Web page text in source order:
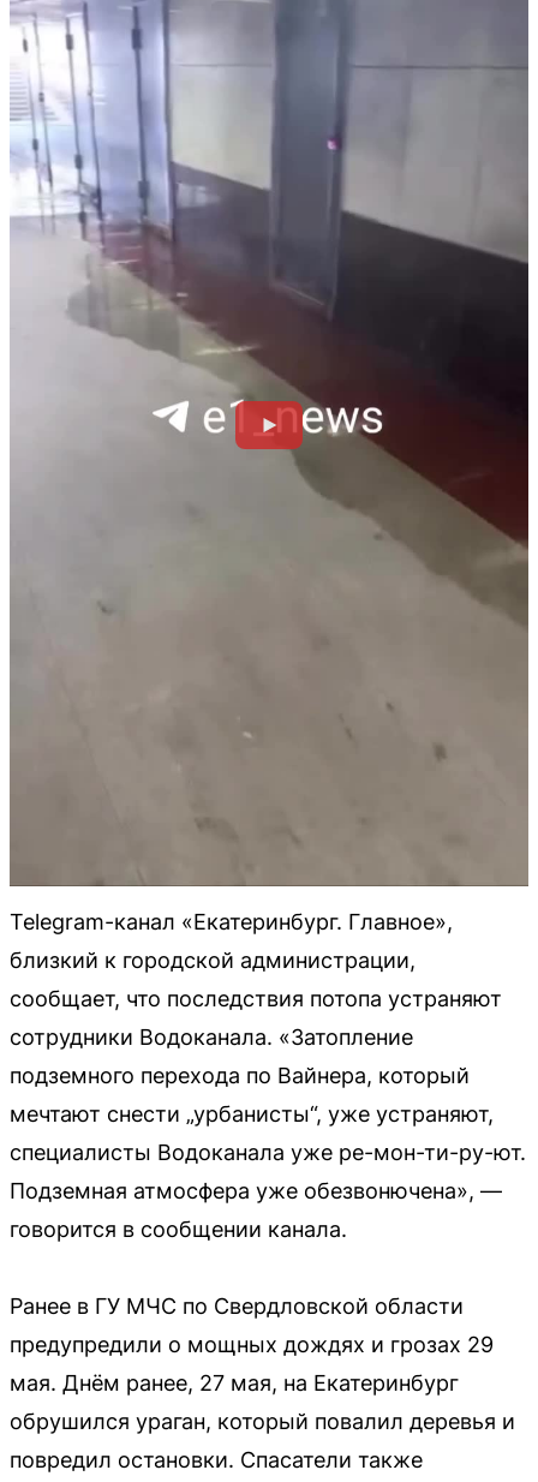
Telegram-канал «Екатеринбург. Главное»,
близкий к городской администрации,
сообщает, что последствия потопа устраняют
сотрудники Водоканала. «Затопление
подземного перехода по Вайнера, который
мечтают снести „урбанисты“, уже устраняют,
специалисты Водоканала уже ре-мон-ти-ру-ют.
Подземная атмосфера уже обезвонючена», —
говорится в сообщении канала.
Ранее в ГУ МЧС по Свердловской области
предупредили о мощных дождях и грозах 29
мая. Днём ранее, 27 мая, на Екатеринбург
обрушился ураган, который повалил деревья и
повредил остановки. Спасатели также